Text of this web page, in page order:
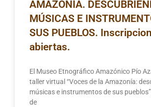
AMAZONÍA.
MÚSICAS E
SUS PUEBLOS.
abiertas.
El Museo Etnográfico Amazónico Pío
taller virtual “Voces de la Amazonía:
músicas e instrumentos de sus
de